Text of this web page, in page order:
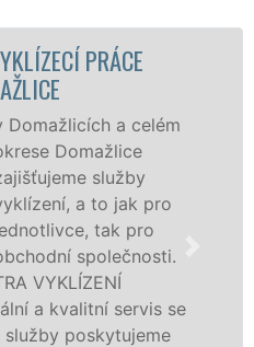
VYKLÍZECÍ PRÁCE
v Domažlicích a
službu jak fyzickým,
osobám se zárukou
práce, a to NON-